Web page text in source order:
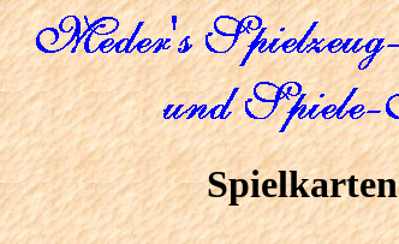
Spielkarten